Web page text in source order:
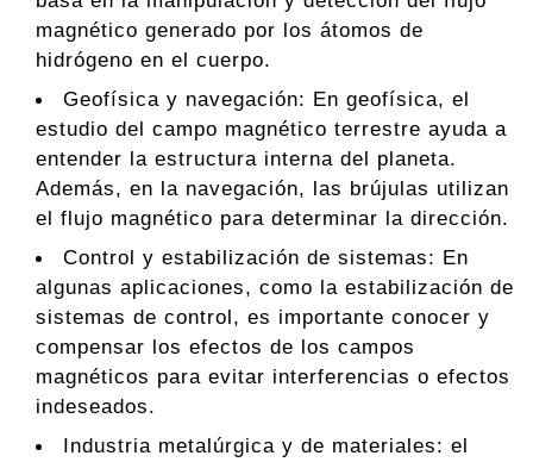
magnético generado por los átomos de
hidrógeno en el cuerpo.
Geofísica y navegación: En geofísica, el
estudio del campo magnético terrestre ayuda a
entender la estructura interna del planeta.
Además, en la navegación, las brújulas utilizan
el flujo magnético para determinar la dirección.
Control y estabilización de sistemas: En
algunas aplicaciones, como la estabilización de
sistemas de control, es importante conocer y
compensar los efectos de los campos
magnéticos para evitar interferencias o efectos
indeseados.
Industria metalúrgica y de materiales: el